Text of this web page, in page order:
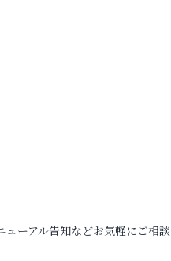
ーアル告知などお気軽にご相